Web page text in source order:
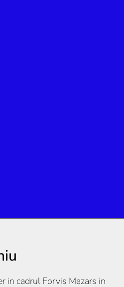
in cadrul Forvis Mazars in